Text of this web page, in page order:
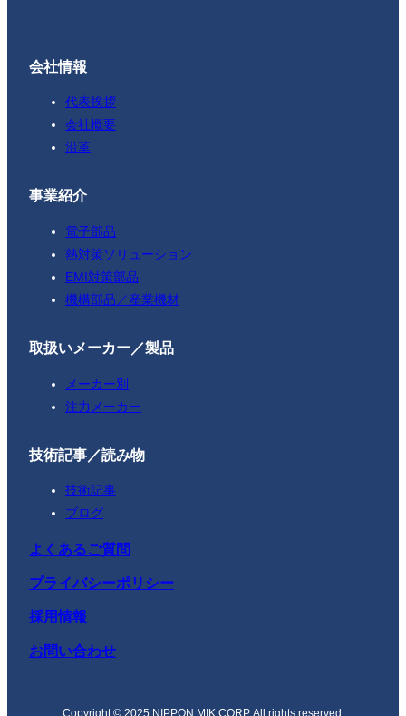
会社情報
代表挨拶
会社概要
沿革
事業紹介
電子部品
熱対策ソリューション
EMI対策部品
機構部品／産業機材
取扱いメーカー／製品
メーカー別
注力メーカー
技術記事／読み物
技術記事
ブログ
よくあるご質問
プライバシーポリシー
採用情報
お問い合わせ
Copyright © 2025 NIPPON MIK CORP. All rights reserved.